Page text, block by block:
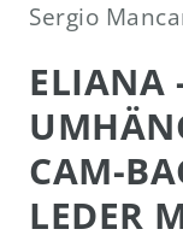
Sergio
ELIANA
CAM-
LEDER